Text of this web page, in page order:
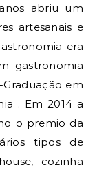
abriu um
artesanais e
era
gastronomia
Graduação em
. Em 2014 a
o premio da
tipos de
cozinha